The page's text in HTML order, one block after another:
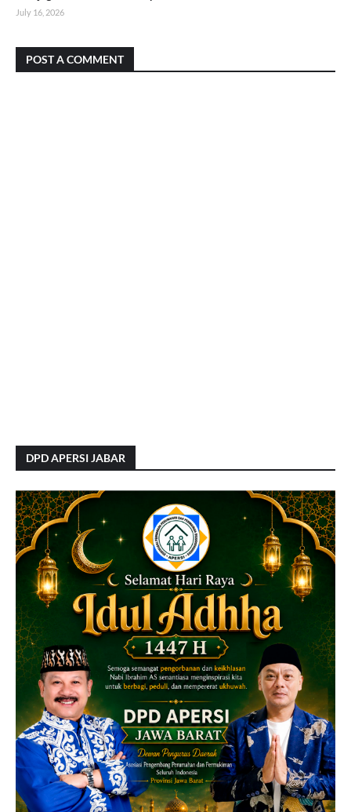
July 16, 2026
POST A COMMENT
DPD APERSI JABAR